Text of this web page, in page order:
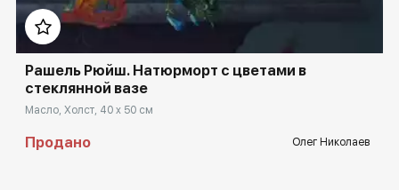
Рашель Рюйш. Натюрморт с цветами в
стеклянной вазе
Масло, Холст, 40 x 50 см
Продано Олег Николаев